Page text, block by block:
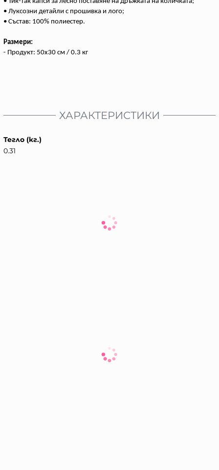
• Луксозни детайли с прошивка и лого;
• Състав: 100% полиестер.
Размери:
- Продукт: 50x30 см / 0.3 кг
ХАРАКТЕРИСТИКИ
Тегло (кг.)
0.31